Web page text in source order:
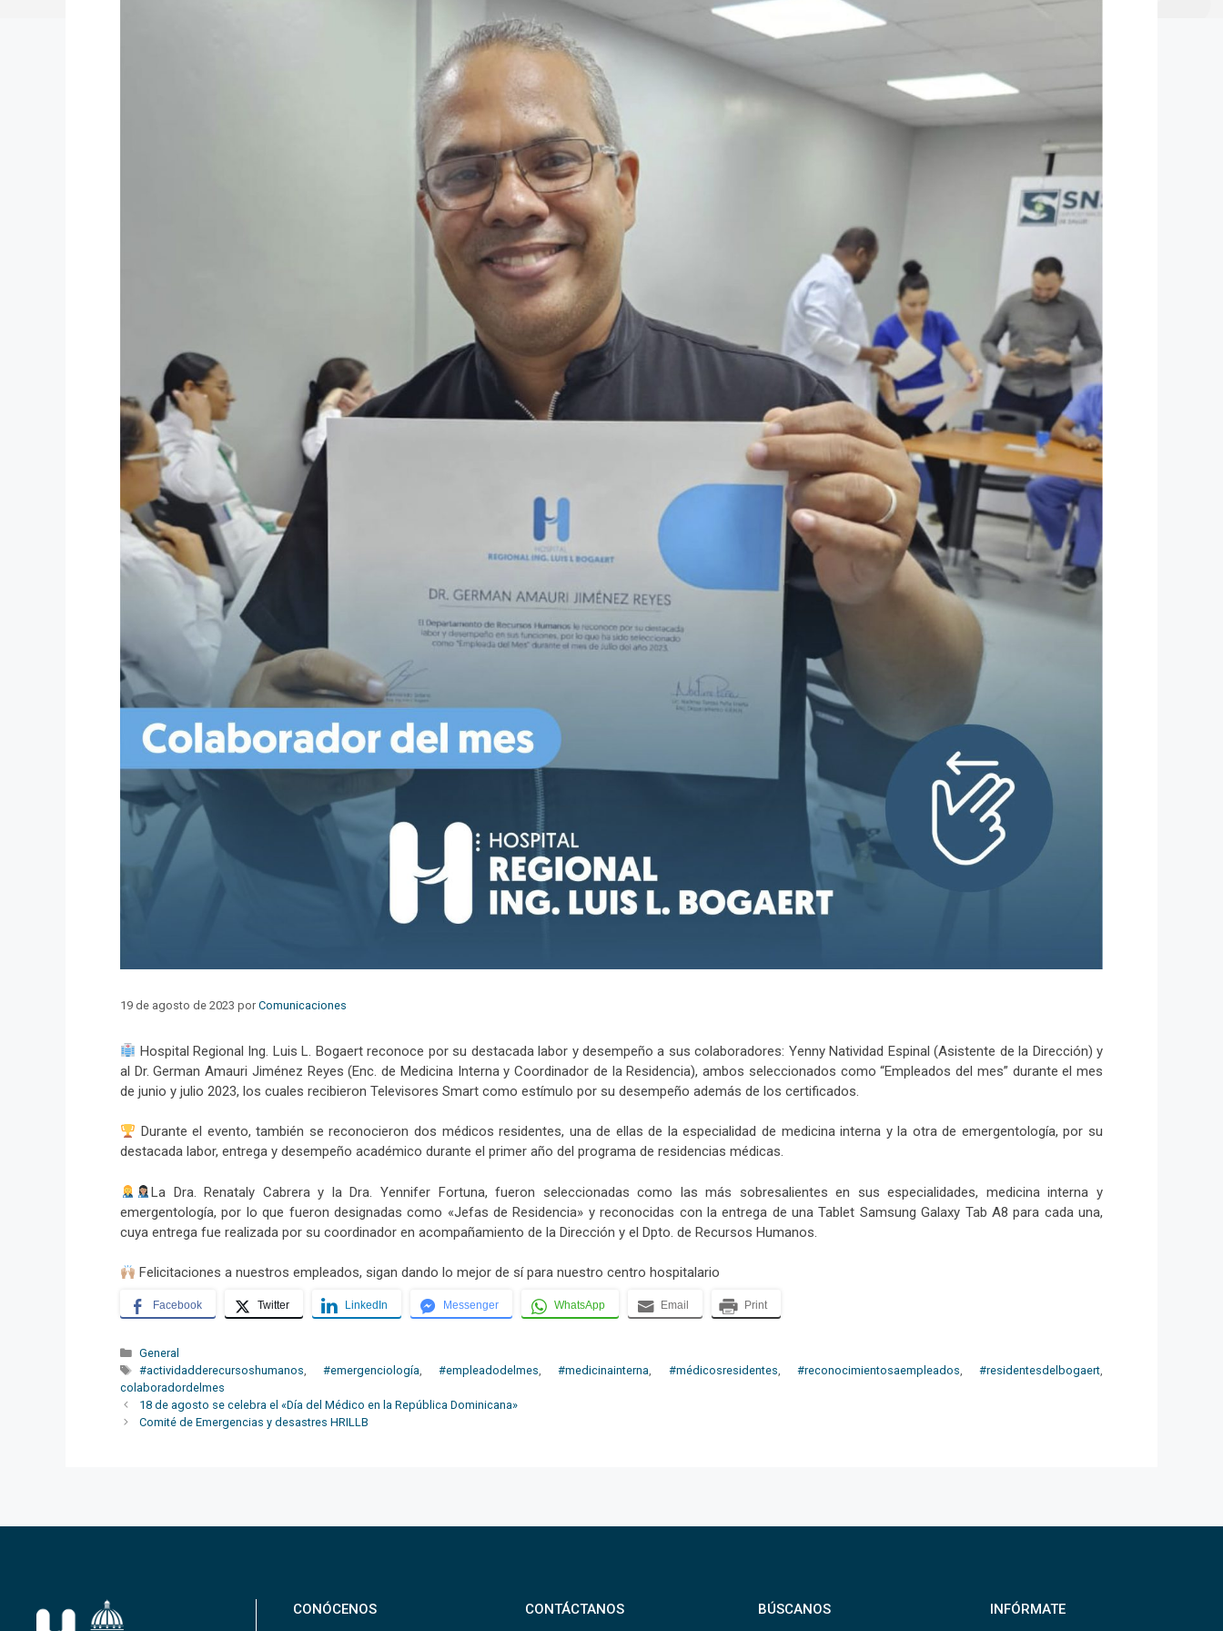
19 de agosto de 2023 por Comunicaciones
Hospital Regional Ing. Luis L. Bogaert reconoce por su destacada labor y desempeño a sus colaboradores: Yenny Natividad Espinal (Asistente de la Dirección) y
al Dr. German Amauri Jiménez Reyes (Enc. de Medicina Interna y Coordinador de la Residencia), ambos seleccionados como “Empleados del mes” durante el mes
de junio y julio 2023, los cuales recibieron Televisores Smart como estímulo por su desempeño además de los certificados.
Durante el evento, también se reconocieron dos médicos residentes, una de ellas de la especialidad de medicina interna y la otra de emergentología, por su
destacada labor, entrega y desempeño académico durante el primer año del programa de residencias médicas.
La Dra. Renataly Cabrera y la Dra. Yennifer Fortuna, fueron seleccionadas como las más sobresalientes en sus especialidades, medicina interna y
emergentología, por lo que fueron designadas como «Jefas de Residencia» y reconocidas con la entrega de una Tablet Samsung Galaxy Tab A8 para cada una,
cuya entrega fue realizada por su coordinador en acompañamiento de la Dirección y el Dpto. de Recursos Humanos.
Felicitaciones a nuestros empleados, sigan dando lo mejor de sí para nuestro centro hospitalario
Facebook Twitter LinkedIn Messenger WhatsApp Email Print
Categorías
General
Etiquetas
#actividadderecursoshumanos, #emergenciología,#empleadodelmes,#medicinainterna, #médicosresidentes, #reconocimientosaempleados,#residentesdelbogaert,
colaboradordelmes
18 de agosto se celebra el «Día del Médico en la República Dominicana»
Comité de Emergencias y desastres HRILLB
CONÓCENOS CONTÁCTANOS BÚSCANOS INFÓRMATE